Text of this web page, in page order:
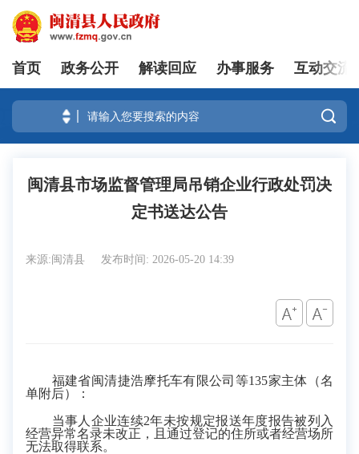
登录
首页 政务公开 解读回应 办事服务 互动交流

闽清县市场监督管理局吊销企业行政处罚决
定书送达公告
来源:闽清县 发布时间: 2026-05-20 14:39
福建省闽清捷浩摩托车有限公司等135家主体（名
单附后）：
当事人企业连续2年未按规定报送年度报告被列入
经营异常名录未改正，且通过登记的住所或者经营场所
无法取得联系。